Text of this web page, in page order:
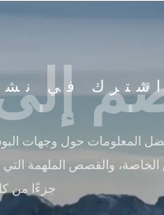
في
المعلومات حول وجهات
والقصص الملهمة
جزءًا من